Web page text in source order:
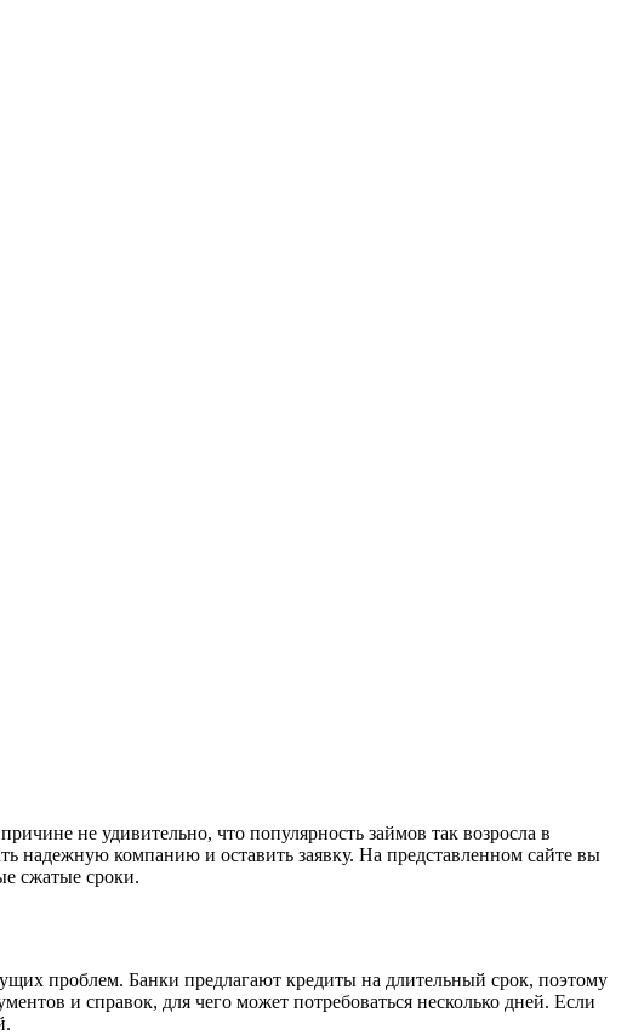
не удивительно, что популярность займов так возросла в
надежную компанию и оставить заявку. На представленном сайте вы
сжатые сроки.
проблем. Банки предлагают кредиты на длительный срок, поэтому
и справок, для чего может потребоваться несколько дней. Если